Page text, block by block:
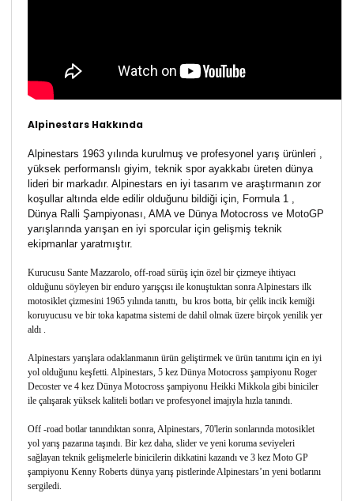
Alpinestars Hakkında
Alpinestars 1963 yılında kurulmuş ve profesyonel yarış ürünleri ,
yüksek performanslı giyim, teknik spor ayakkabı üreten dünya
lideri bir markadır. Alpinestars en iyi tasarım ve araştırmanın zor
koşullar altında elde edilir olduğunu bildiği için, Formula 1 ,
Dünya Ralli Şampiyonası, AMA ve Dünya Motocross ve MotoGP
yarışlarında yarışan en iyi sporcular için gelişmiş teknik
ekipmanlar yaratmıştır.
Kurucusu Sante Mazzarolo, off-road sürüş için özel bir çizmeye ihtiyacı
olduğunu söyleyen bir enduro yarışçısı ile konuştuktan sonra Alpinestars ilk
motosiklet çizmesini 1965 yılında tanıttı, bu kros botta, bir çelik incik kemiği
koruyucusu ve bir toka kapatma sistemi de dahil olmak üzere birçok yenilik yer
aldı .
Alpinestars yarışlara odaklanmanın ürün geliştirmek ve ürün tanıtımı için en iyi
yol olduğunu keşfetti. Alpinestars, 5 kez Dünya Motocross şampiyonu Roger
Decoster ve 4 kez Dünya Motocross şampiyonu Heikki Mikkola gibi biniciler
ile çalışarak yüksek kaliteli botları ve profesyonel imajıyla hızla tanındı.
Off -road botlar tanındıktan sonra, Alpinestars, 70'lerin sonlarında motosiklet
yol yarış pazarına taşındı. Bir kez daha, slider ve yeni koruma seviyeleri
sağlayan teknik gelişmelerle binicilerin dikkatini kazandı ve 3 kez Moto GP
şampiyonu Kenny Roberts dünya yarış pistlerinde Alpinestars’ın yeni botlarını
sergiledi.